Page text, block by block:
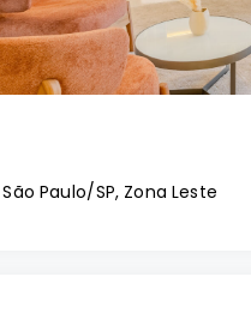
Paulo/SP, Zona Leste